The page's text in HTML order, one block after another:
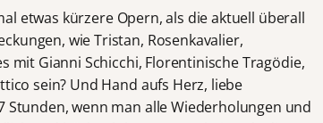
etwas kürzere Opern, als die aktuell überall
wie Tristan, Rosenkavalier,
Gianni Schicchi, Florentinische Tragödie,
sein? Und Hand aufs Herz, liebe
Stunden, wenn man alle Wiederholungen und